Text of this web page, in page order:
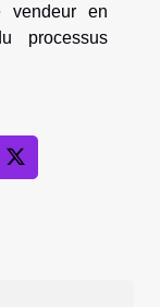
vendeur en
processus